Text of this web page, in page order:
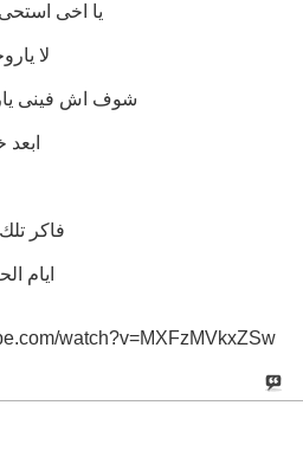
يا اخى
لا
شوف اش فينى
فاكر
ايام
watch?v=MXFzMVkxZSw